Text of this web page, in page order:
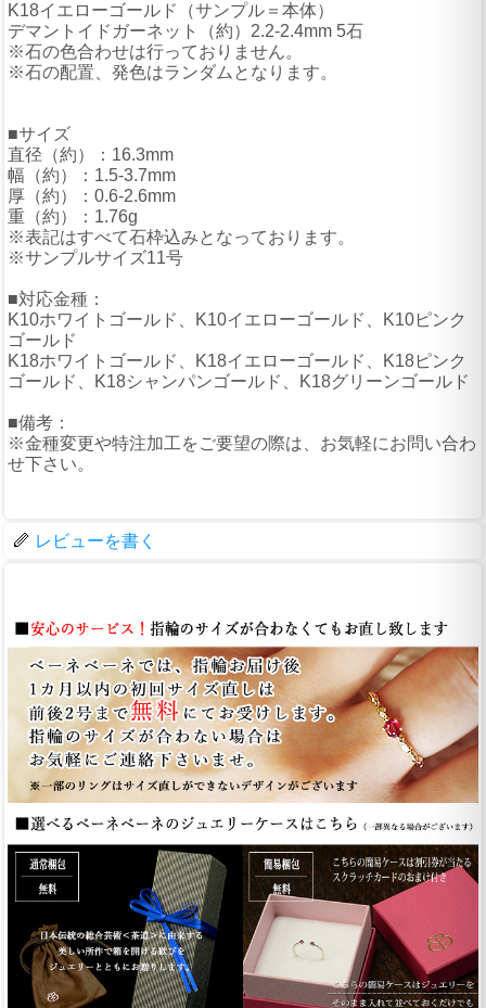
K18イエローゴールド（サンプル＝本体）
デマントイドガーネット（約）2.2-2.4mm 5石
※石の色合わせは行っておりません。
※石の配置、発色はランダムとなります。
■サイズ
直径（約）：16.3mm
幅（約）：1.5-3.7mm
厚（約）：0.6-2.6mm
重（約）：1.76g
※表記はすべて石枠込みとなっております。
※サンプルサイズ11号
■対応金種：
K10ホワイトゴールド、K10イエローゴールド、K10ピンク
ゴールド
K18ホワイトゴールド、K18イエローゴールド、K18ピンク
ゴールド、K18シャンパンゴールド、K18グリーンゴールド
■備考：
※金種変更や特注加工をご要望の際は、お気軽にお問い合わ
せ下さい。
レビューを書く